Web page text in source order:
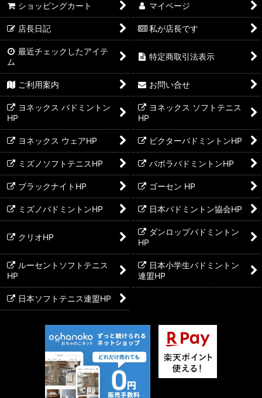
ユニゲームシャツ
ウィメンズゲームシャツ
ジュニアゲームウェア（120-150サイズ）
ユニゲームパンツ
ウィメンズゲームパンツ
ユニプラクティス
ウィメンズプラクティス
ジュニアプラクティス
ショッピングカート マイページ
店長日記 私が店長です
最近チェックしたアイテ
ム
特定商取引法表示
ご利用案内 お問い合せ
ヨネックス バドミントン
HP
ヨネックス ソフトテニス
HP
ヨネックス ウェアHP ビクターバドミントンHP
ミズノソフトテニスHP バボラバドミントンHP
ブラックナイトHP ゴーセン HP
ミズノバドミントンHP 日本バドミントン協会HP
クリオHP
ダンロップバドミントン
HP
ルーセントソフトテニス
HP
日本小学生バドミントン
連盟HP
日本ソフトテニス連盟HP